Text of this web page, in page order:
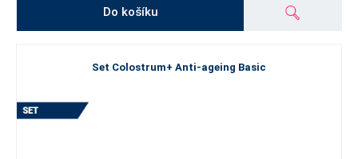
Do košíku
Set Colostrum+ Anti-ageing Basic